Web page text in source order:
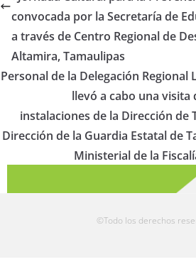
convocada por la Secretaría de
a través de Centro Regional de
Altamira, Tamaulipas
Personal de la Delegación Regional
llevó a cabo una visita
instalaciones de la Dirección de
Dirección de la Guardia Estatal de
Ministerial de la
©Todo los derechos